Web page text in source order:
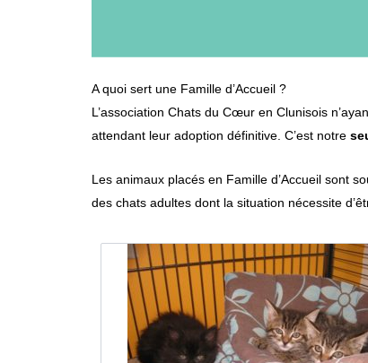
A quoi sert une Famille d’Accueil ?
L’association Chats du Cœur en Clunisois
attendant leur adoption définitive. C’est notre
Les animaux placés en Famille d’Accueil sont
des chats adultes dont la situation nécessite